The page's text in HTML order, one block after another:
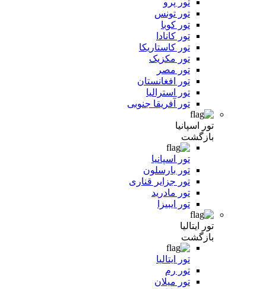
تور پرو
تور تونس
تور کوبا
تور کانادا
تور کاستاریکا
تور مکزیک
تور مصر
تور افغانستان
تور استرالیا
تور آفریقا جنوبی
تور اسپانیا
بازگشت
تور اسپانیا
تور بارسلون
تور جزایر قناری
تور مادرید
تور ایبیزا
تور ایتالیا
بازگشت
تور ایتالیا
تور رم
تور میلان